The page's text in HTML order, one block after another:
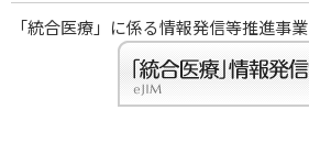
「統合医療」に係る情報発信等推進事業